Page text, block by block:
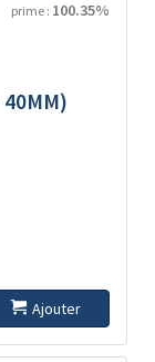
prime : 100.35%
Ajouter